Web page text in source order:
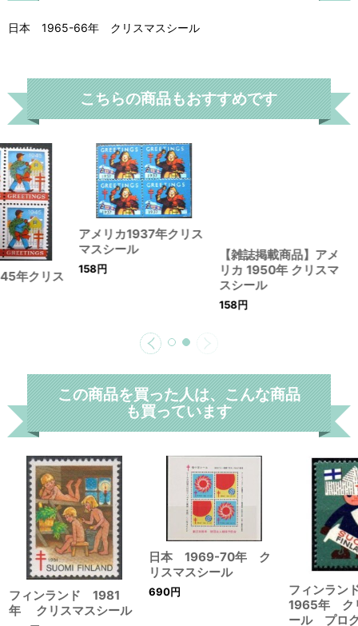
日本 1965-66年 クリスマスシール
こちらの商品もおすすめです
年クリス
アメリカ1937年クリス
マスシール
158円
【雑誌掲載商品】アメ
リカ 1950年 クリスマ
スシール
この商品を買った人は、こんな商品
も買っています
フィンランド 1981
日本 1969-70年 ク
リスマスシール
フィンラ